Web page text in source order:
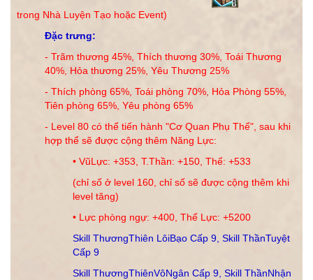
trong Nhà Luyện Tạo hoặc Event)
Đặc trưng:
- Trãm thương 45%,Thích thương 30%, Toái Thương
40%, Hỏa thương 25%, Yêu Thương 25%
- Thích phòng 65%, Toái phòng 70% Hỏa Phòng 55%,
Tiên phòng 65%, Yêu phòng 65%
- Level 80 có thể tiến hành "Cơ Quan Phụ Thể", sau khi
hợp thể sẽ được cộng thêm Năng Lực:
• VũLực: +353, T.Thần: +150, Thể: +533
(chỉ số ở level 160, chỉ số sẽ được cộng thêm khi
level tăng)
• Lực phòng ngự: +400, Thể Lực: +5200
Skill ThươngThiên LôiBạo Cấp 9, Skill ThầnTuyệt
Cấp 9
Skill ThươngThiênVôNgân Cấp 9, Skill ThầnNhận